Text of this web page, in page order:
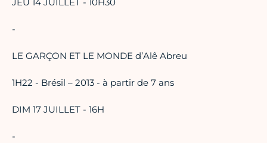
JEU 14 JUILLET - 10H30
-
LE GARÇON ET LE MONDE d’Alê Abreu
1H22 - Brésil – 2013 - à partir de 7 ans
DIM 17 JUILLET - 16H
-